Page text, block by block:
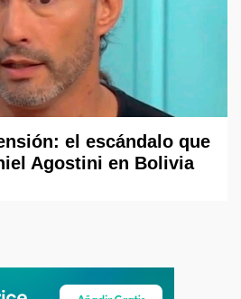
el escándalo que
Agostini en Bolivia